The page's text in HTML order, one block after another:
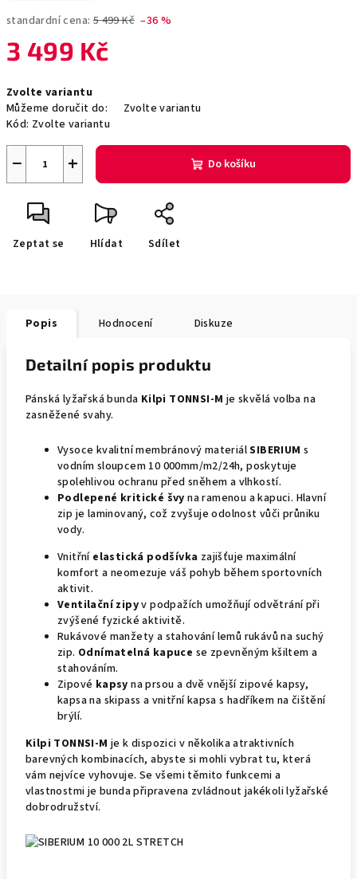
standardní cena: 5 499 Kč –36 %
3 499 Kč
cena:
Zvolte variantu
Můžeme doručit do:
Zvolte variantu
Kód: Zvolte variantu
+
− Do košíku
Zeptat se Hlídat Sdílet
Popis Hodnocení Diskuze
Detailní popis produktu
Pánská lyžařská bunda Kilpi TONNSI-M je skvělá volba na
zasněžené svahy.
Vysoce kvalitní membránový materiálSIBERIUM s
vodním sloupcem 10 000mm/m2/24h, poskytuje
spolehlivou ochranu před sněhem a vlhkostí.
Podlepené kritické švy na ramenou a kapuci. Hlavní
zip je laminovaný, což zvyšuje odolnost vůči průniku
vody.
Vnitřní elastická podšívka zajišťuje maximální
komfort a neomezuje váš pohyb během sportovních
aktivit.
Ventilační zipyv podpažích umožňují odvětrání při
zvýšené fyzické aktivitě.
Rukávové manžety a stahování lemů rukávů na suchý
zip. Odnímatelná kapuce se zpevněným kšiltem a
stahováním.
Zipové kapsy na prsou a dvě vnější zipové kapsy,
kapsa na skipass a vnitřní kapsa s hadříkem na čištění
brýlí.
Kilpi TONNSI-M je k dispozici v několika atraktivních
barevných kombinacích, abyste si mohli vybrat tu, která
vám nejvíce vyhovuje. Se všemi těmito funkcemi a
vlastnostmi je bunda připravena zvládnout jakékoli lyžařské
dobrodružství.